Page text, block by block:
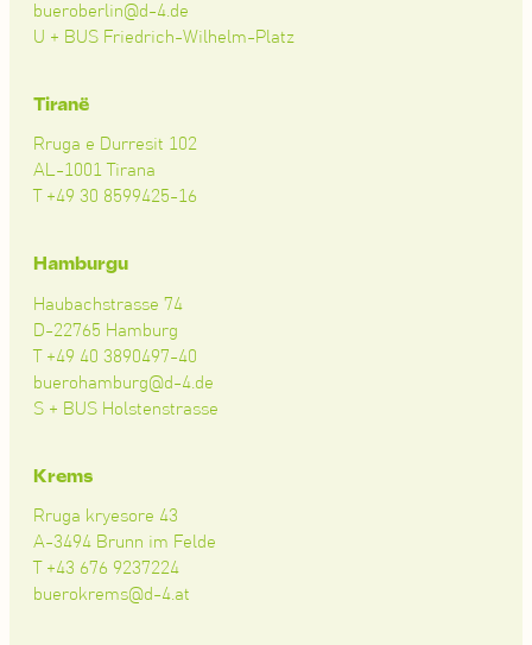
bueroberlin@d-4.de
U + BUS Friedrich-Wilhelm-Platz
Tiranë
Rruga e Durresit 102
AL-1001 Tirana
T +49 30 8599425-16
Hamburgu
Haubachstrasse 74
D-22765 Hamburg
T +49 40 3890497-40
buerohamburg@d-4.de
S + BUS Holstenstrasse
Krems
Rruga kryesore 43
A-3494 Brunn im Felde
T +43 676 9237224
buerokrems@d-4.at